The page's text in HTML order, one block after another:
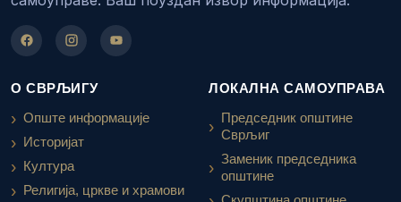
О СВРЉИГУ
Опште информације
Историјат
Култура
Религија, цркве и храмови
ЛОКАЛНА САМОУПРАВА
Председник општине
Сврљиг
Заменик председника
општине